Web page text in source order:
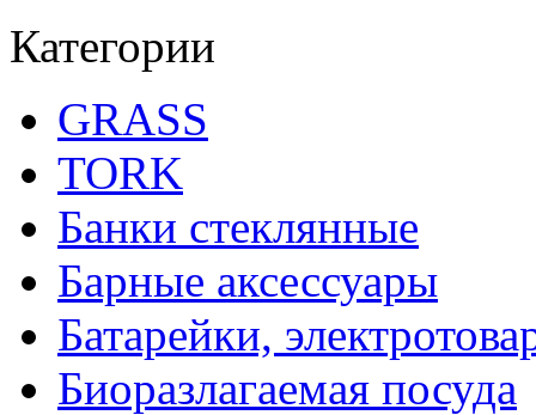
Категории
GRASS
TORK
Банки стеклянные
Барные аксессуары
Батарейки,
Биоразлагаемая посуда